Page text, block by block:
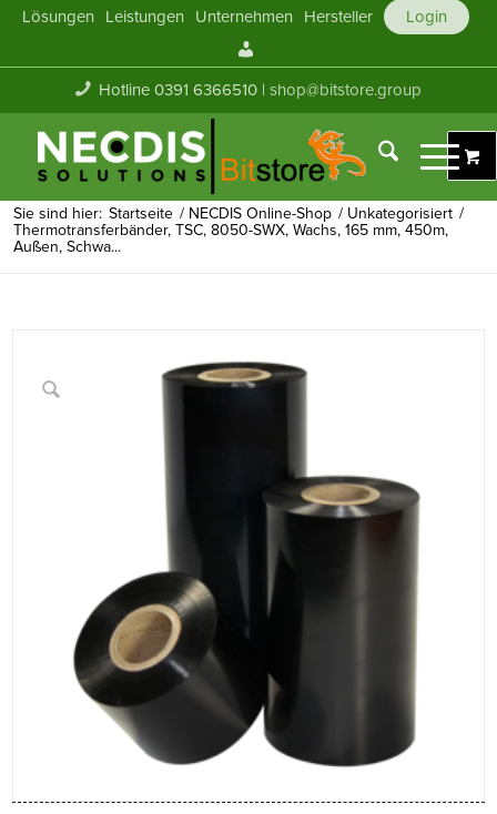
Lösungen Leistungen Unternehmen Hersteller
Login
Konto
Hotline 0391 6366510 |shop@bitstore.group
Sie sind hier: Startseite / NECDIS Online-Shop / Unkategorisiert /
Thermotransferbänder, TSC, 8050-SWX, Wachs, 165 mm, 450m,
Außen, Schwa...